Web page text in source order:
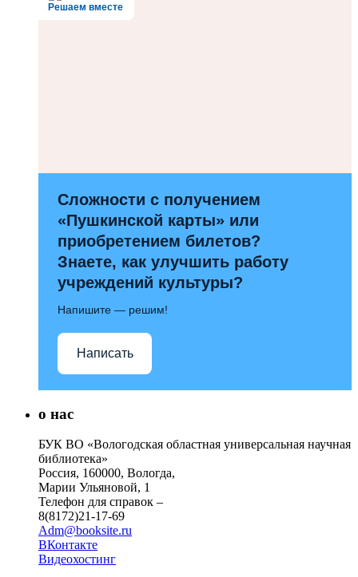
Решаем вместе
Сложности с получением
«Пушкинской карты» или
приобретением билетов?
Знаете, как улучшить работу
учреждений культуры?
Напишите — решим!
Написать
о нас
БУК ВО «Вологодская областная универсальная научная
библиотека»
Россия, 160000, Вологда,
Марии Ульяновой, 1
Телефон для справок –
8(8172)21-17-69
Adm@booksite.ru
ВКонтакте
Видеохостинг